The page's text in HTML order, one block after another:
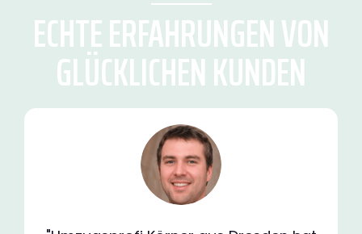
ECHTE ERFAHRUNGEN VON
GLÜCKLICHEN KUNDEN